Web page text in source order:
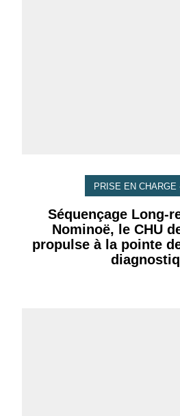
PRISE EN CHARGE
Séquençage Long-
Nominoë, le CHU
propulse à la pointe